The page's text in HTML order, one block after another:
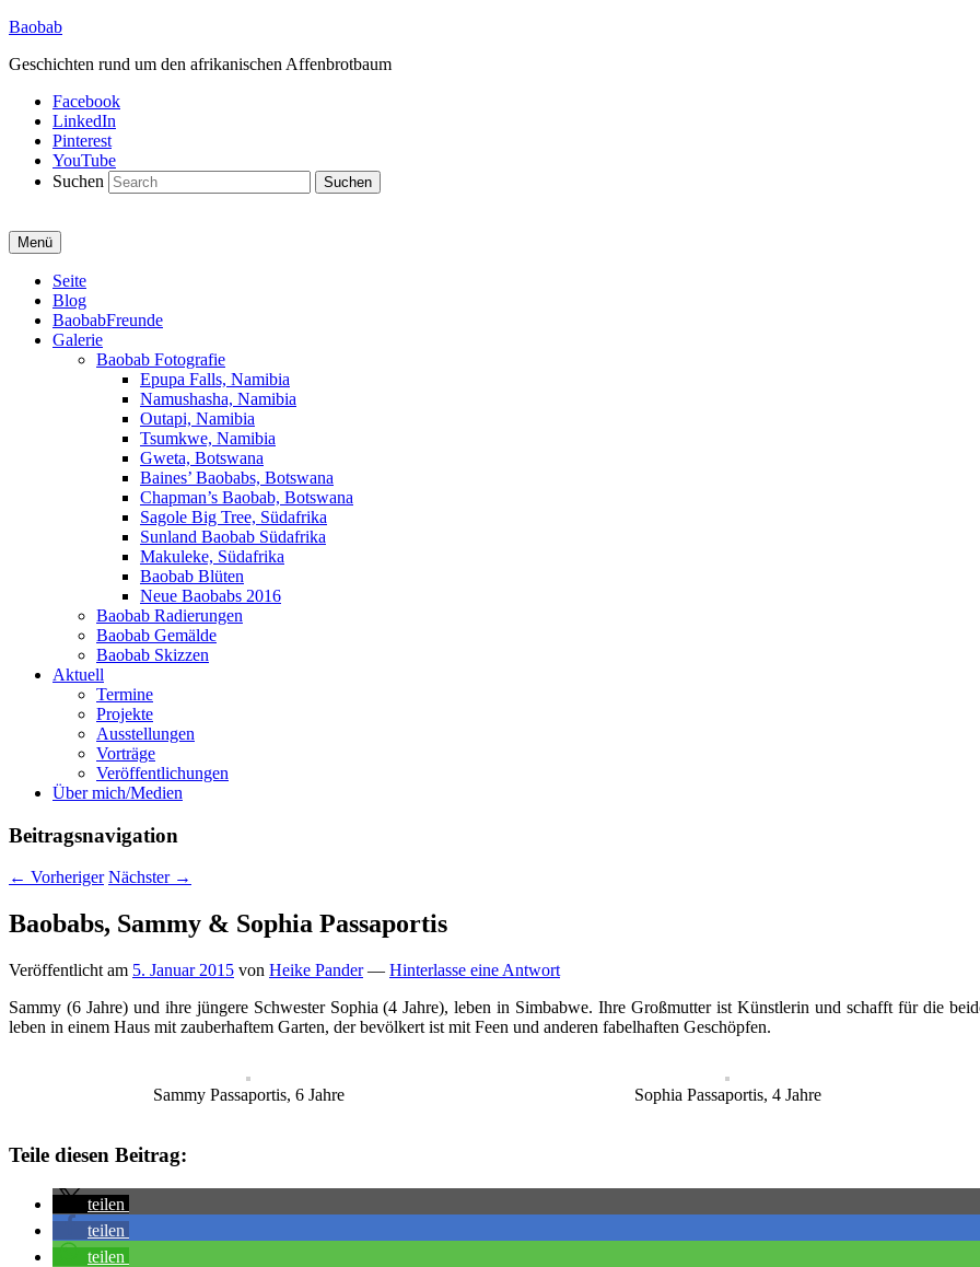
Baobab
Geschichten rund um den afrikanischen Affenbrotbaum
Facebook
LinkedIn
Pinterest
YouTube
Suchen
Menü
Primäres
Menü
Seite
Blog
BaobabFreunde
Galerie
Baobab Fotografie
Epupa Falls, Namibia
Namushasha, Namibia
Outapi, Namibia
Tsumkwe, Namibia
Gweta, Botswana
Baines’ Baobabs, Botswana
Chapman’s Baobab, Botswana
Sagole Big Tree, Südafrika
Sunland Baobab Südafrika
Makuleke, Südafrika
Baobab Blüten
Neue Baobabs 2016
Baobab Radierungen
Baobab Gemälde
Baobab Skizzen
Aktuell
Termine
Projekte
Ausstellungen
Vorträge
Veröffentlichungen
Über mich/Medien
Beitragsnavigation
← Vorheriger Nächster →
Baobabs, Sammy & Sophia Passaportis
Veröffentlicht am 5. Januar 2015 von Heike Pander — Hinterlasse eine Antwort
Sammy (6 Jahre) und ihre jüngere Schwester Sophia (4 Jahre), leben in Simbabwe. Ihre Großmutter ist Künstlerin und schafft für die
leben in einem Haus mit zauberhaftem Garten, der bevölkert ist mit Feen und anderen fabelhaften Geschöpfen.
Sammy Passaportis, 6 Jahre Sophia Passaportis, 4 Jahre
Teile diesen Beitrag:
teilen
teilen
teilen